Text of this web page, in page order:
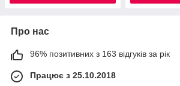
Про нас
96% позитивних з 163 відгуків за рік
Працює з 25.10.2018